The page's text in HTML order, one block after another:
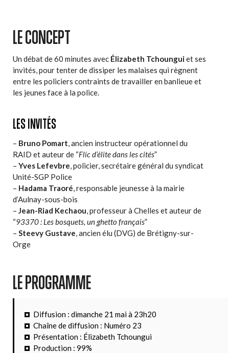
LE CONCEPT
Un débat de 60 minutes avec Élizabeth Tchounguiet ses
invités, pour tenter de dissiper les malaises qui règnent
entre les policiers contraints de travailler en banlieue et
les jeunes face à la police.
LES INVITÉS
– Bruno Pomart, ancien instructeur opérationnel du
RAID et auteur de “Flic d’élite dans les cités”
– Yves Lefevbre, policier, secrétaire général du syndicat
Unité-SGP Police
– Hadama Traoré, responsable jeunesse à la mairie
d’Aulnay-sous-bois
– Jean-Riad Kechaou, professeur à Chelles et auteur de
“93370 : Les bosquets, un ghetto français”
– Steevy Gustave, ancien élu (DVG) de Brétigny-sur-
Orge
LE PROGRAMME
Diffusion : dimanche 21 mai à 23h20
Chaîne de diffusion : Numéro 23
Présentation : Élizabeth Tchoungui
Production : 99%